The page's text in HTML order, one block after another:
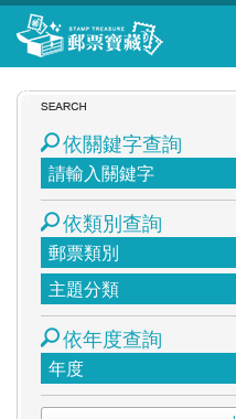
跳到主要內容區塊
:::
依關鍵字查詢
依類別查詢
依年度查詢